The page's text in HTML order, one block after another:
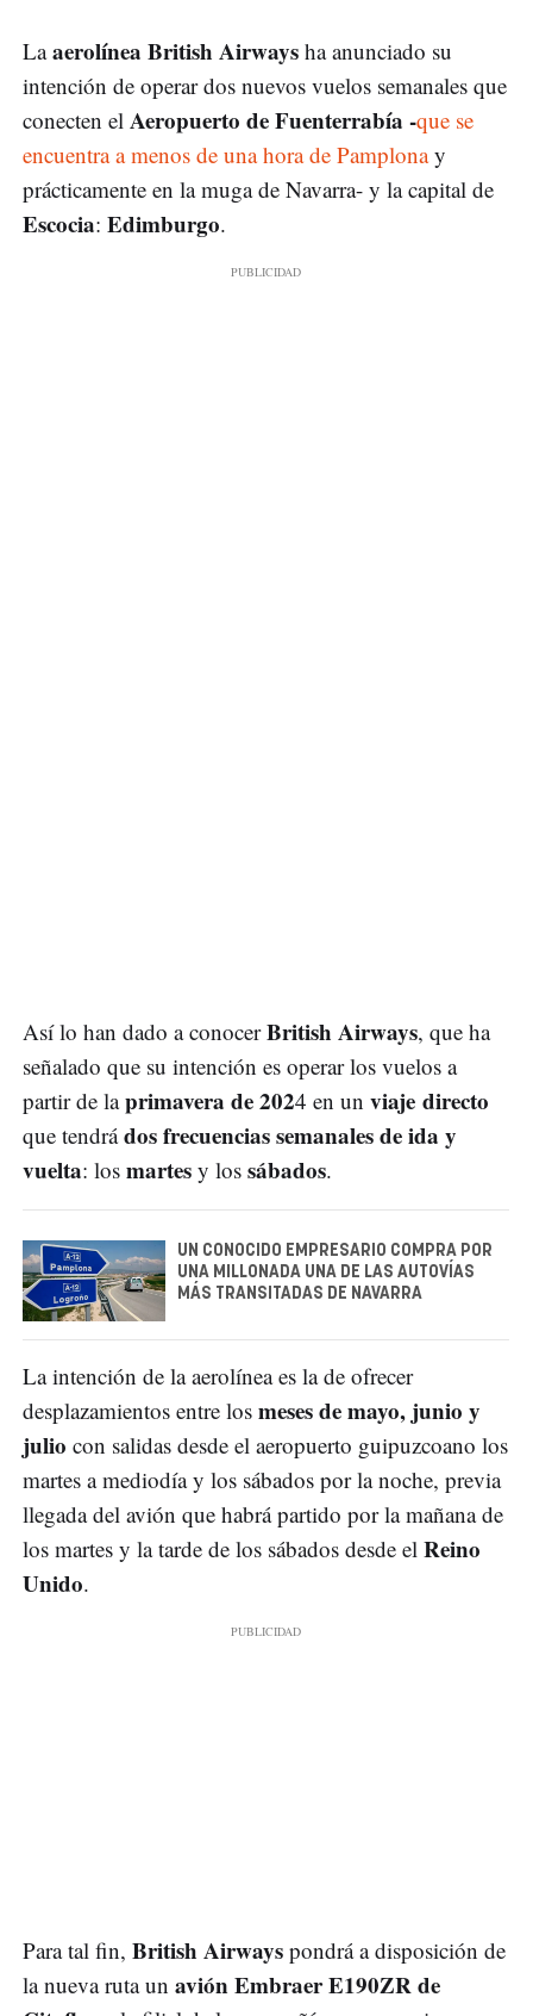
Laaerolínea British Airways ha anunciado su
intención de operar dos nuevos vuelos semanales que
conecten el Aeropuerto de Fuenterrabía -que se
encuentra a menos de una hora de Pamplonay
prácticamente en la muga de Navarra- y la capital de
Escocia: Edimburgo.
Así lo han dado a conocerBritish Airways, que ha
señalado que su intención es operar los vuelos a
partir de laprimavera de 2024 en un viaje directo
que tendrádos frecuencias semanales de ida y
vuelta: los martes y los sábados.
UN CONOCIDO EMPRESARIO COMPRA POR
UNA MILLONADA UNA DE LAS AUTOVÍAS
MÁS TRANSITADAS DE NAVARRA
La intención de la aerolínea es la de ofrecer
desplazamientos entre los meses de mayo, junio y
julio con salidas desde el aeropuerto guipuzcoano los
martes a mediodía y los sábados por la noche, previa
llegada del avión que habrá partido por la mañana de
los martes y la tarde de los sábados desde el Reino
Unido.
Para tal fin, British Airways pondrá a disposición de
la nueva ruta un avión Embraer E190ZR de